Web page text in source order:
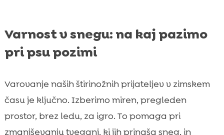
Varnost v snegu: na kaj pazimo
pri psu pozimi
Varovanje naših štirinožnih prijateljev v zimskem
času je ključno. Izberimo miren, pregleden
prostor, brez ledu, za igro. To pomaga pri
zmanjševanju tveganj, ki jih prinaša sneg, in